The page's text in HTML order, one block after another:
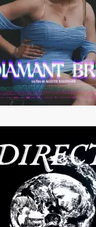
Diamant brut
DIRECT ACTION